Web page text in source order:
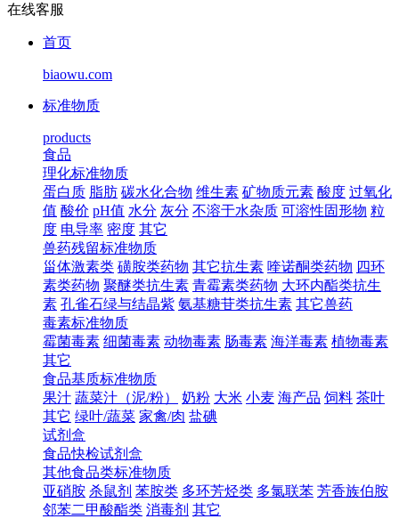
在线客服
首页
biaowu.com
标准物质
products
食品
理化标准物质
蛋白质 脂肪 碳水化合物 维生素 矿物质元素 酸度 过氧化
值 酸价 pH值 水分 灰分 不溶于水杂质 可溶性固形物 粒
度 电导率 密度 其它
兽药残留标准物质
甾体激素类 磺胺类药物 其它抗生素 喹诺酮类药物 四环
素类药物 聚醚类抗生素 青霉素类药物 大环内酯类抗生
素 孔雀石绿与结晶紫 氨基糖苷类抗生素 其它兽药
毒素标准物质
霉菌毒素 细菌毒素 动物毒素 肠毒素 海洋毒素 植物毒素
其它
食品基质标准物质
果汁 蔬菜汁（泥/粉） 奶粉 大米 小麦 海产品 饲料 茶叶
其它 绿叶/蔬菜 家禽/肉 盐碘
试剂盒
食品快检试剂盒
其他食品类标准物质
亚硝胺 杀鼠剂 苯胺类 多环芳烃类 多氯联苯 芳香族伯胺
邻苯二甲酸酯类 消毒剂 其它